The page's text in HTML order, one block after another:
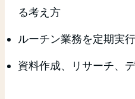
る考え方
ルーチン業務を定期実
資料作成、リサーチ、